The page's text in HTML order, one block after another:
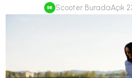
Scooter BuradaAçık